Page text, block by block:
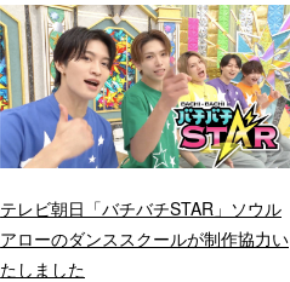
テレビ朝日「バチバチSTAR」ソウル
アローのダンススクールが制作協力い
たしました